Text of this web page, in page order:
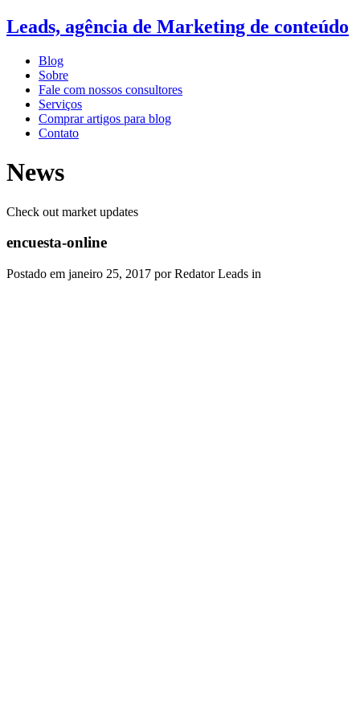
Leads, agência de Marketing de conteúdo
Blog
Sobre
Fale com nossos consultores
Serviços
Comprar artigos para blog
Contato
News
Check out market updates
encuesta-online
Postado em janeiro 25, 2017 por Redator Leads in